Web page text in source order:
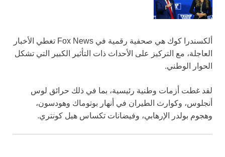
ألكسندرا كوك هي صحفية رقمية في Fox News تغطي الأخبار
العاجلة، مع التركيز على الأحداث ذات التأثير الكبير التي تشكل
الحوار الوطني.
لقد غطت أزمات وطنية رئيسية، بما في ذلك حرائق لوس
أنجلوس، وكوارث الطيران في أنهار بوتوماك وهودسون،
وهجوم بولدر الإرهابي، وفيضانات تكساس هيل كونتري.